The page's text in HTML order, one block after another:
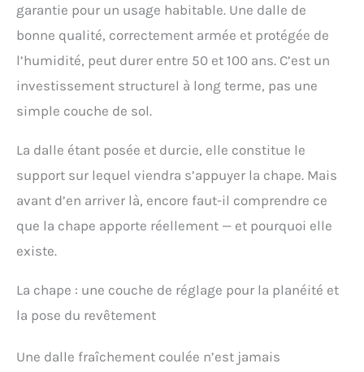
garantie pour un usage habitable. Une dalle de
bonne qualité, correctement armée et protégée de
l’humidité, peut durer entre 50 et 100 ans. C’est un
investissement structurel à long terme, pas une
simple couche de sol.
La dalle étant posée et durcie, elle constitue le
support sur lequel viendra s’appuyer la chape. Mais
avant d’en arriver là, encore faut-il comprendre ce
que la chape apporte réellement — et pourquoi elle
existe.
La chape : une couche de réglage pour la planéité et
la pose du revêtement
Une dalle fraîchement coulée n’est jamais